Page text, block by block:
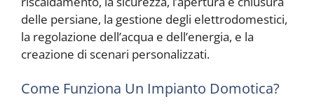
delle persiane, la gestione degli elettrodomestici,
la regolazione dell’acqua e dell’energia, e la
creazione di scenari personalizzati.
Come Funziona Un Impianto Domotica?